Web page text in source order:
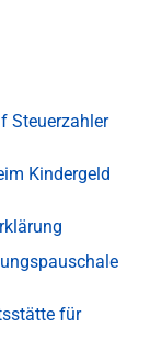
Steuerzahler
Kindergeld
für